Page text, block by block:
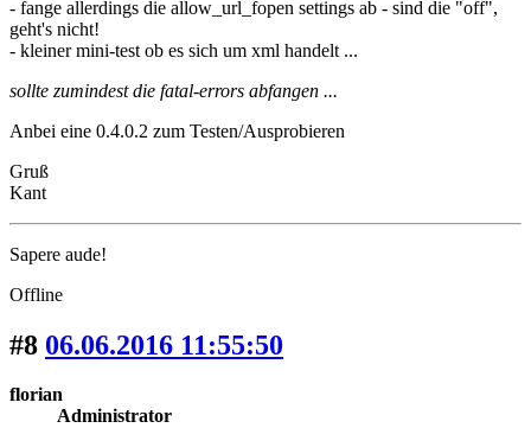
- fange allerdings die allow_url_fopen settings ab - sind die "off",
geht's nicht!
- kleiner mini-test ob es sich um xml handelt ...
sollte zumindest die fatal-errors abfangen ...
Anbei eine 0.4.0.2 zum Testen/Ausprobieren
Gruß
Kant
Sapere aude!
Offline
#8 06.06.2016 11:55:50
florian
Administrator